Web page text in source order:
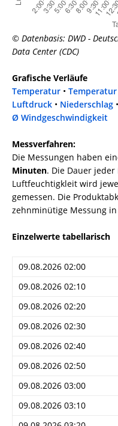
© Datenbasis: DWD -
Data Center (CDC)
Grafische Verläufe
Temperatur •
Luftdruck • Niederschlag •
Ø Windgeschwindigkeit
Messverfahren:
Die Messungen haben
Minuten. Die Dauer
Luftfeuchtigkleit wird
gemessen. Die
zehnminütige Messung
Einzelwerte tabellarisch
09.08.2026 02:00
09.08.2026 02:10
09.08.2026 02:20
09.08.2026 02:30
09.08.2026 02:40
09.08.2026 02:50
09.08.2026 03:00
09.08.2026 03:10